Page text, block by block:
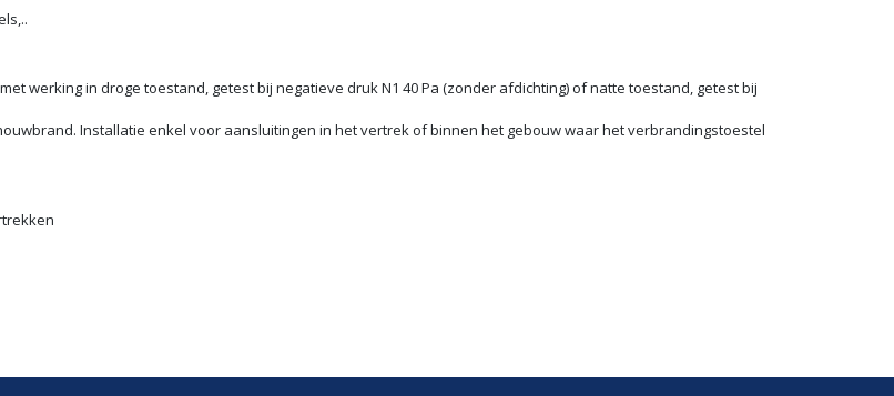
werking in droge toestand, getest bij negatieve druk N1 40 Pa (zonder afdichting) of natte toestand, getest bij
Installatie enkel voor aansluitingen in het vertrek of binnen het gebouw waar het verbrandingstoestel